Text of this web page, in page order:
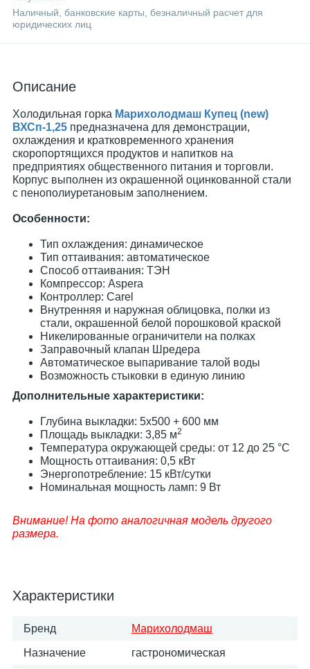
Наличный, банковские карты, безналичный расчет для
юридических лиц
Описание
Холодильная горка Марихолодмаш Купец (new)
ВХСп-1,25 предназначена для демонстрации,
охлаждения и кратковременного хранения
скоропортящихся продуктов и напитков на
предприятиях общественного питания и торговли.
Корпус выполнен из окрашенной оцинкованной стали
с пенополиуретановым заполнением.
Особенности:
Тип охлаждения: динамическое
Тип оттаивания: автоматическое
Способ оттаивания: ТЭН
Компрессор: Aspera
Контроллер: Carel
Внутренняя и наружная облицовка, полки из
стали, окрашенной белой порошковой краской
Никелированные ограничители на полках
Заправочный клапан Шредера
Автоматическое выпаривание талой воды
Возможность стыковки в единую линию
Дополнительные характеристики:
Глубина выкладки: 5х500 + 600 мм
Площадь выкладки: 3,85 м2
Температура окружающей среды: от 12 до 25 °С
Мощность оттаивания: 0,5 кВт
Энергопотребление: 15 кВт/сутки
Номинальная мощность ламп: 9 Вт
Внимание! На фото аналогичная модель другого
размера.
Характеристики
Бренд Марихолодмаш
Назначение гастрономическая